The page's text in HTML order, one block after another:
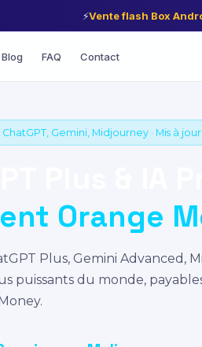
⚡Vente flash Box
Blog FAQ Contact
ChatGPT, Gemini, Midjourney · Mis à
Orange
Plus, Gemini Advanced,
puissants du monde,